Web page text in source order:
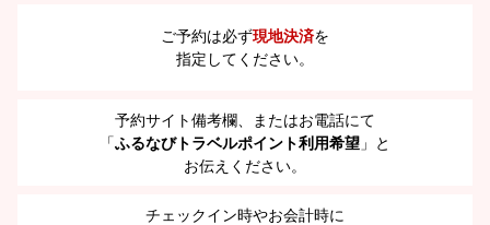
ご予約は必ず現地決済を
指定してください。
予約サイト備考欄、またはお電話にて
「ふるなびトラベルポイント利用希望 」と
お伝えください。
チェックイン時やお会計時に